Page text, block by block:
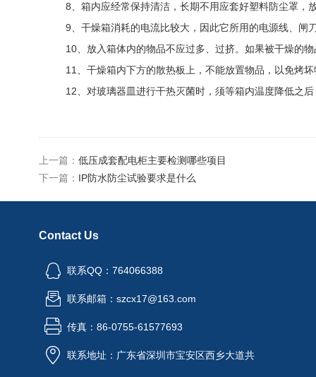
8、箱内应经常保持清洁，长期不用应套好塑料防尘罩，
9、干燥箱消耗的电流比较大，因此它所用的电源线、闸
10、放入箱体内的物品不应过多、过挤。如果被干燥的物
11、干燥箱内下方的散热板上，不能放置物品，以免烤坏
12、对玻璃器皿进行干热灭菌时，须等箱内温度降低之后
上一篇： 低压成套配电柜主要检测哪些项目
下一篇： IP防水防尘试验要求是什么
Contact Us
联系QQ：764066388
联系邮箱：szcx17@163.com
传真：86-0755-61577693
联系地址：广东省深圳市宝安区西乡大道共